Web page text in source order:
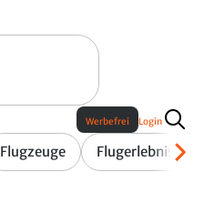
Flugzeuge Flugerlebnis
Werbefrei Login